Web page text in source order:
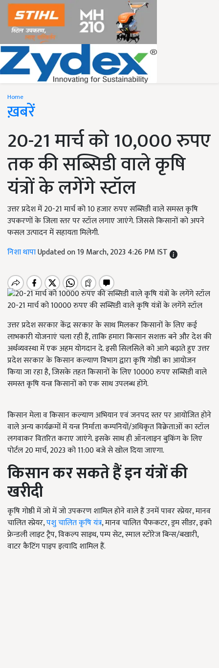
Home
ख़बरें
20-21 मार्च को 10,000 रुपए
तक की सब्सिडी वाले कृषि
यंत्रों के लगेंगे स्टॉल
उत्तर प्रदेश में 20-21 मार्च को 10 हजार रुपए सब्सिडी वाले समस्त कृषि
उपकरणों के जिला स्तर पर स्टॉल लगाए जाएंगे. जिससे किसानों को अपने
फसल उत्पादन में सहायता मिलेगी.
निशा थापाUpdated on 19 March, 2023 4:26 PM IST
20-21 मार्च को 10000 रुपए की सब्सिडी वाले कृषि यंत्रों के लगेंगे स्टॉल
उत्तर प्रदेश सरकार केंद्र सरकार के साथ मिलकर किसानों के लिए कई
लाभकारी योजनाएं चला रही हैं, ताकि हमारा किसान सशक्त बने और देश की
अर्थव्यवस्था में एक अहम योगदान दे. इसी सिलसिले को आगे बढ़ाते हुए उत्तर
प्रदेश सरकार के किसान कल्याण विभाग द्वारा कृषि गोष्ठी का आयोजन
किया जा रहा है, जिसके तहत किसानों के लिए 10000 रुपए सब्सिडी वाले
समस्त कृषि यन्त्र किसानों को एक साथ उपलब्ध होंगे.
किसान मेला व किसान कल्याण अभियान एवं जनपद स्तर पर आयोजित होने
वाले अन्य कार्यक्रमों में यन्त्र निर्माता कम्पनियों/अधिकृत विक्रेताओं का स्टॉल
लगवाकर वितरित कराए जाएंगे. इसके साथ ही ऑनलाइन बुकिंग के लिए
पोर्टल 20 मार्च, 2023 को 11:00 बजे से खोल दिया जाएगा.
किसान कर सकते हैं इन यंत्रों की
खरीदी
कृषि गोष्ठी में जो में जो उपकरण शामिल होने वाले हैं उनमें पावर स्प्रेयर, मानव
चालित स्प्रेयर,पशु चालित कृषि यंत्र, मानव चालित चैफकटर, ड्रम सीडर, इको
फ्रेन्डली लाइट ट्रैप, विकल्प साइथ, पम्प सेट, स्माल स्टोरेज बिन्स/बखारी,
वाटर कैटिंग पाइप इत्यादि शामिल हैं.